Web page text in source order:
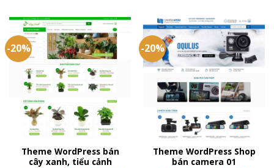
-20%
Theme WordPress bán
cây xanh, tiểu cảnh
-20%
Theme WordPress Shop
bán camera 01